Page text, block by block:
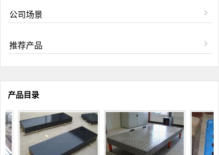
公司场景
推荐产品
产品目录